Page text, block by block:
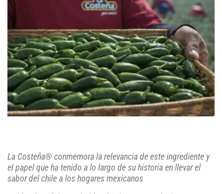
La Costeña® conmemora la relevancia de este ingrediente y
el papel que ha tenido a lo largo de su historia en llevar el
sabor del chile a los hogares mexicanos